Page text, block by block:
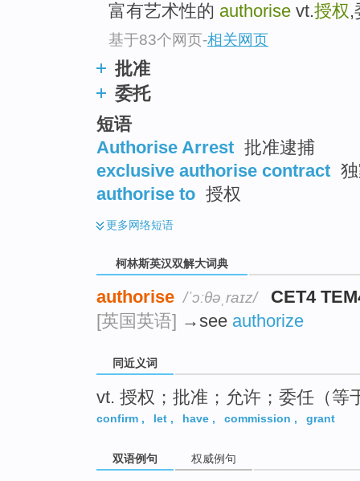
富有艺术性的 authorise vt.授权,
基于83个网页-相关网页
批准
委托
短语
Authorise Arrest 批准逮捕
exclusive authorise contract
authorise to 授权
更多网络短语
柯林斯英汉双解大词典
authorise /ˈɔːθəˌraɪz/
CET4
[英国英语] →see authorize
同近义词
vt. 授权；批准；允许；委任（等
confirm , let , have , commission , grant
双语例句 权威例句